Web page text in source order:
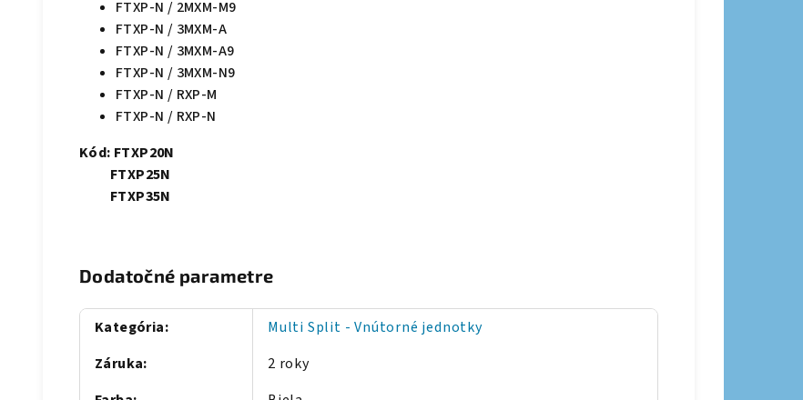
FTXP-N / 2MXM-M9
FTXP-N / 3MXM-A
FTXP-N / 3MXM-A9
FTXP-N / 3MXM-N9
FTXP-N / RXP-M
FTXP-N / RXP-N
Kód: FTXP20N
FTXP25N
FTXP35N
Dodatočné parametre
Kategória:
Multi Split - Vnútorné jednotky
Záruka:
2 roky